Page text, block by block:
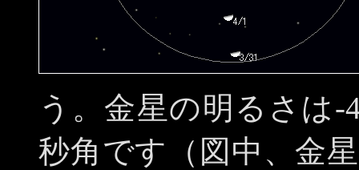
う。金星の明るさは-
秒角です（図中、金